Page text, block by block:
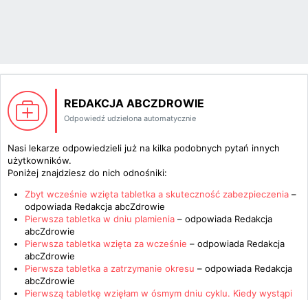
REDAKCJA ABCZDROWIE
Odpowiedź udzielona automatycznie
Nasi lekarze odpowiedzieli już na kilka podobnych pytań innych
użytkowników.
Poniżej znajdziesz do nich odnośniki:
Zbyt wcześnie wzięta tabletka a skuteczność zabezpieczenia –
odpowiada Redakcja abcZdrowie
Pierwsza tabletka w dniu plamienia – odpowiada Redakcja
abcZdrowie
Pierwsza tabletka wzięta za wcześnie – odpowiada Redakcja
abcZdrowie
Pierwsza tabletka a zatrzymanie okresu – odpowiada Redakcja
abcZdrowie
Pierwszą tabletkę wzięłam w ósmym dniu cyklu. Kiedy wystąpi